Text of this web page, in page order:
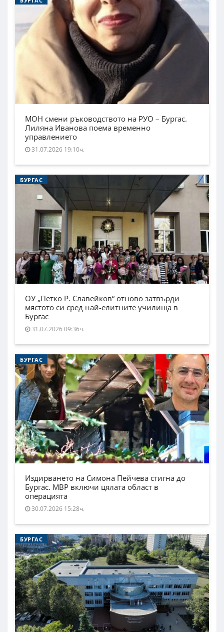
МОН смени ръководството на РУО – Бургас.
Лиляна Иванова поема временно
управлението
31.07.2026 19:10ч.
БУРГАС
ОУ „Петко Р. Славейков“ отново затвърди
мястото си сред най-елитните училища в
Бургас
31.07.2026 09:36ч.
БУРГАС
Издирването на Симона Пейчева стигна до
Бургас. МВР включи цялата област в
операцията
30.07.2026 15:28ч.
БУРГАС